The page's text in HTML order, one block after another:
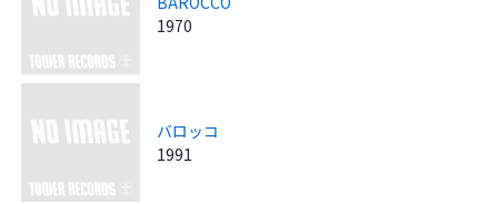
1970
バロッコ
1991